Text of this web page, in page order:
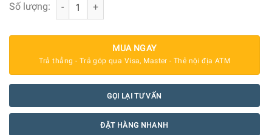
Số lượng:
MUA NGAY
Trả thẳng - Trả góp qua Visa, Master - Thẻ nội địa ATM
GỌI LẠI TƯ VẤN
ĐẶT HÀNG NHANH